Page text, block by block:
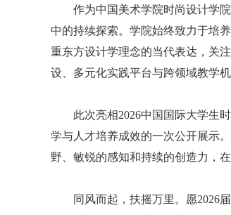
作为中国美术学院时尚设计学
中的持续探索。学院始终致力于培
重东方设计学理念的当代表达，关
设、多元化实践平台与跨领域教学
此次亮相2026中国国际大学生
学与人才培养成效的一次公开展示
野、敏锐的感知和持续的创造力，
同风而起，扶摇万里。愿2026